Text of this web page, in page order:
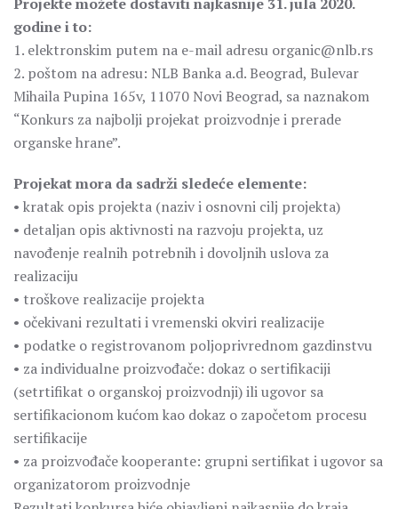
godine i to:
1. elektronskim putem na e-mail adresu organic@nlb.rs
2. poštom na adresu: NLB Banka a.d. Beograd, Bulevar
Mihaila Pupina 165v, 11070 Novi Beograd, sa naznakom
“Konkurs za najbolji projekat proizvodnje i prerade
organske hrane”.
Projekat mora da sadrži sledeće elemente:
• kratak opis projekta (naziv i osnovni cilj projekta)
• detaljan opis aktivnosti na razvoju projekta, uz
navođenje realnih potrebnih i dovoljnih uslova za
realizaciju
• troškove realizacije projekta
• očekivani rezultati i vremenski okviri realizacije
• podatke o registrovanom poljoprivrednom gazdinstvu
• za individualne proizvođače: dokaz o sertifikaciji
(setrtifikat o organskoj proizvodnji) ili ugovor sa
sertifikacionom kućom kao dokaz o započetom procesu
sertifikacije
• za proizvođače kooperante: grupni sertifikat i ugovor sa
organizatorom proizvodnje